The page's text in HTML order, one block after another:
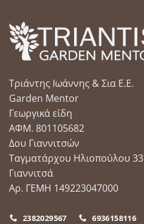
επιλογές
μπορούν
να
στη
σελίδα
του
προϊόντος
Τριάντης Ιωάννης & Σια Ε.Ε.
Garden Mentor
Γεωργικά είδη
ΑΦΜ. 801105682
Δου Γιαννιτσών
Ταγματάρχου Ηλιοπούλου 33
Γιαννιτσά
Αρ. ΓΕΜΗ 149223047000
2382029567 6936158116